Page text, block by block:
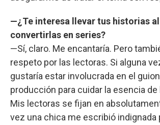
—¿Te interesa llevar tus historias
convertirlas en series?
—Sí, claro. Me encantaría. Pero
respeto por las lectoras. Si alguna
gustaría estar involucrada en el
producción para cuidar la esencia
Mis lectoras se fijan en
vez una chica me escribió indignada